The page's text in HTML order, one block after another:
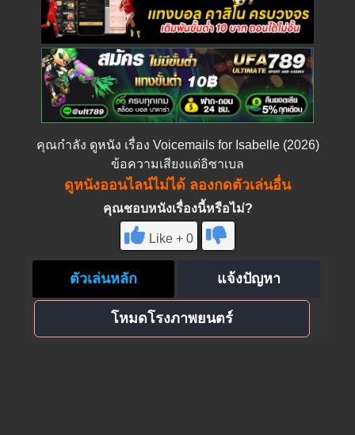
คุณกำลัง ดูหนัง เรื่อง Voicemails for Isabelle (2026)
ข้อความเสียงแด่อิซาเบล
ดูหนังออนไลน์ไม่ได้ ลองกดตัวเล่นอื่น
คุณชอบหนังเรื่องนี้หรือไม่?
Like + 0
ตัวเล่นหลัก แจ้งปัญหา
โหมดโรงภาพยนตร์